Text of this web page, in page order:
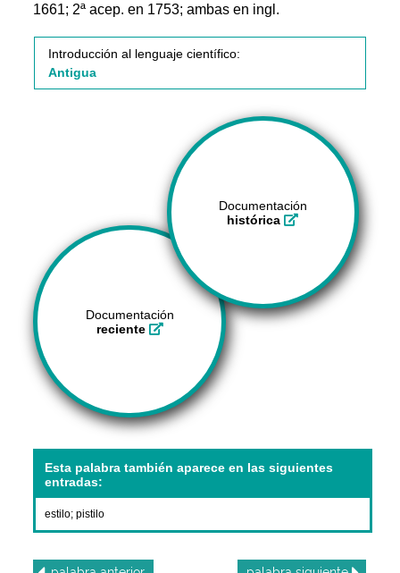
1661; 2ª acep. en 1753; ambas en ingl.
Introducción al lenguaje científico:
Antigua
Documentación
histórica
Documentación
reciente
Esta palabra también aparece en las siguientes
entradas:
estilo;pistilo